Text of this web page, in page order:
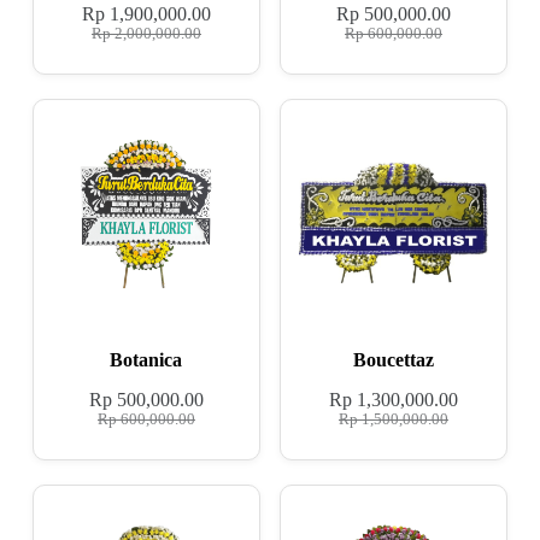
Rp2,000,000.00
Rp1,900,000.00
Rp600,000.00
Rp 500,000.00
Botanica
Rp600,000.00
Rp500,000.00
Boucettaz
Rp1,500,000.00
Rp 1,300,000.00